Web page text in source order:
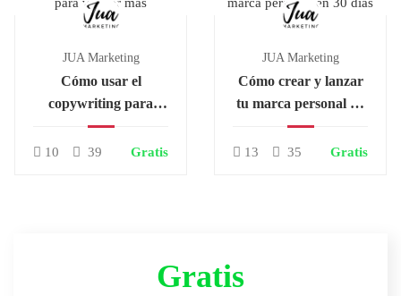
JUA Marketing
Cómo usar el
copywriting para
vender más
10 39 Gratis
JUA Marketing
Cómo crear y lanzar
tu marca personal en
30 días
13 35 Gratis
Gratis